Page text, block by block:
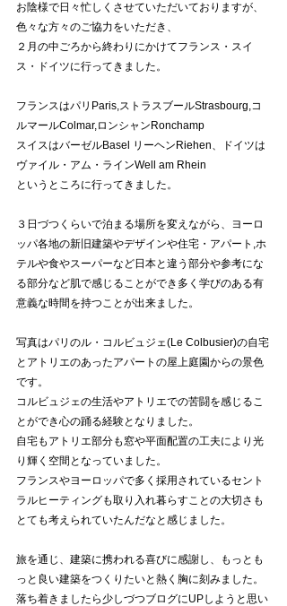
お陰様で日々忙しくさせていただいておりますが、
色々な方々のご協力をいただき、
２月の中ごろから終わりにかけてフランス・スイ
ス・ドイツに行ってきました。
フランスはパリParis,ストラスブールStrasbourg,コ
ルマールColmar,ロンシャンRonchamp
スイスはバーゼルBasel リーヘンRiehen、ドイツは
ヴァイル・アム・ラインWell am Rhein
というところに行ってきました。
３日づつくらいで泊まる場所を変えながら、ヨーロ
ッパ各地の新旧建築やデザインや住宅・アパート,ホ
テルや食やスーパーなど日本と違う部分や参考にな
る部分など肌で感じることができ多く学びのある有
意義な時間を持つことが出来ました。
写真はパリのル・コルビュジェ(Le Colbusier)の自宅
とアトリエのあったアパートの屋上庭園からの景色
です。
コルビュジェの生活やアトリエでの苦闘を感じるこ
とができ心の踊る経験となりました。
自宅もアトリエ部分も窓や平面配置の工夫により光
り輝く空間となっていました。
フランスやヨーロッパで多く採用されているセント
ラルヒーティングも取り入れ暮らすことの大切さも
とても考えられていたんだなと感じました。
旅を通じ、建築に携われる喜びに感謝し、もっとも
っと良い建築をつくりたいと熱く胸に刻みました。
落ち着きましたら少しづつブログにUPしようと思い